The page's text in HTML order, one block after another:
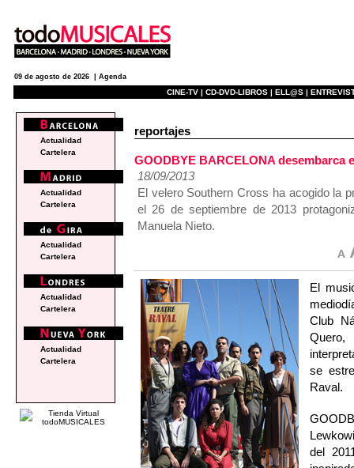
09 de agosto de 2026 | Agenda
CINE-TV | CD-DVD-LIBROS | ELL@S |
reportajes
GOODBYE BARCELONA desembarca
18/09/2013
El velero Southern Cross ha acogido la
el 26 de septiembre de 2013
Manuela Nieto.
El
Club
Quero,
se
Raval.
del
Actualidad
Cartelera
Actualidad
Cartelera
Actualidad
Cartelera
Actualidad
Cartelera
Actualidad
Cartelera